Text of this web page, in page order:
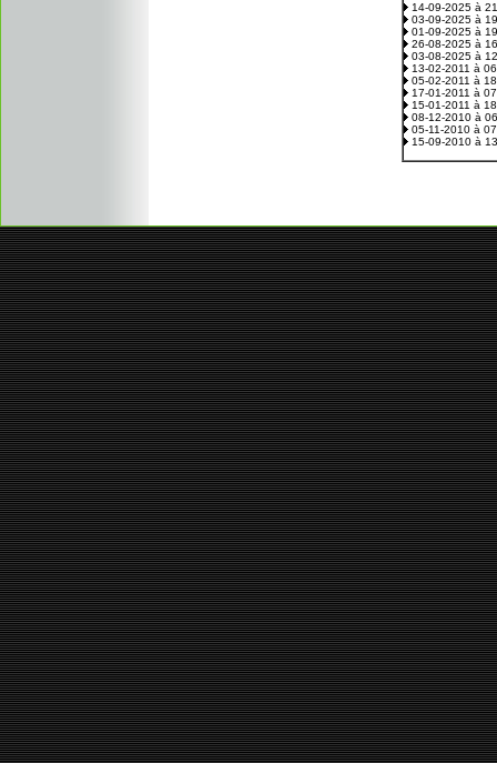
14-09-2025 à
03-09-2025 à
01-09-2025 à
26-08-2025 à
03-08-2025 à
13-02-2011 à
05-02-2011 à
17-01-2011 à
15-01-2011 à
08-12-2010 à
05-11-2010 à
15-09-2010 à